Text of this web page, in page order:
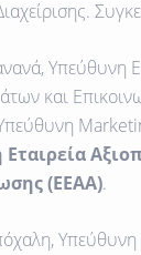
Υπεύθυνη
και
(ΕΕΑΑ).